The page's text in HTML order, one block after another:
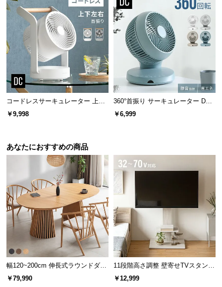
o.,
コードレスサーキュレーター 上下
左右首振り 持ち手付き
￥9,998
360°首振り サーキュレーター DC
モーター マイナスイオン搭載 プレ
￥6,999
あなたにおすすめの商品
幅120~200cm 伸長式ラウンドダイ
ニングテーブル 6人掛け 天然木突
板 美しい格子デザイン
￥79,990
11段階高さ調整 壁寄せTVスタンド
キャスター付き 上下左右角度調節
￥12,999